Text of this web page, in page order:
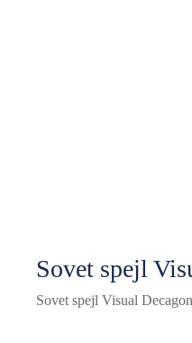
Sovet spejl
Sovet spejl Visual